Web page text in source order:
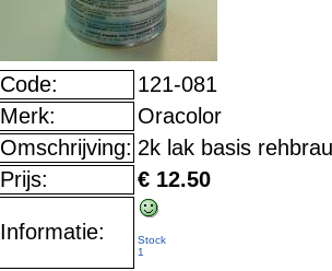
Code:
121-081
Merk:
Oracolor
Omschrijving: 2k lak basis
Prijs:
€ 12.50
Informatie:
Stock
1